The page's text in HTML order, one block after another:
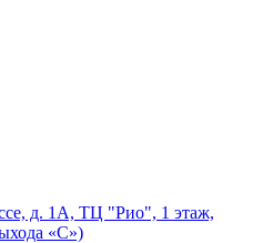
д. 1А, ТЦ "Рио", 1 этаж,
«С»)